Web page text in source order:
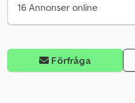
16 Annonser online
Förfråga